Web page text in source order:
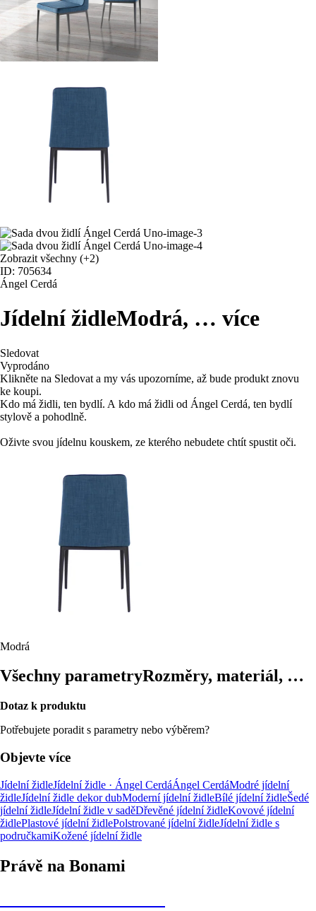
Zobrazit všechny (+2)
ID: 705634
Ángel Cerdá
Jídelní židleModrá, … více
Sledovat
Vyprodáno
Klikněte na Sledovat a my vás upozorníme, až bude produkt znovu
ke koupi.
Kdo má židli, ten bydlí. A kdo má židli od Ángel Cerdá, ten bydlí
stylově a pohodlně.
Oživte svou jídelnu kouskem, ze kterého nebudete chtít spustit oči.
Modrá
Všechny parametryRozměry, materiál, …
Dotaz k produktu
Potřebujete poradit s parametry nebo výběrem?
Objevte více
Jídelní židleJídelní židle · Ángel CerdáÁngel CerdáModré jídelní
židleJídelní židle dekor dubModerní jídelní židleBílé jídelní židleŠedé
jídelní židleJídelní židle v saděDřevěné jídelní židleKovové jídelní
židlePlastové jídelní židlePolstrované jídelní židleJídelní židle s
područkamiKožené jídelní židle
Právě na Bonami